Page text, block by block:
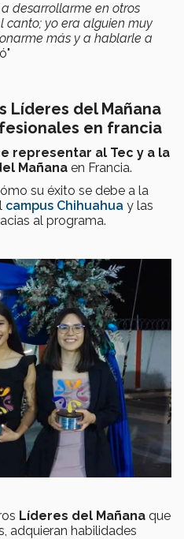
desarrollarme en otros
canto; yo era alguien muy
más y a hablarle a
Líderes del Mañana
en francia
representar al Tec y a la
Mañana en Francia.
su éxito se debe a la
campus Chihuahua y las
al programa.
Líderes del Mañana que
adquieran habilidades